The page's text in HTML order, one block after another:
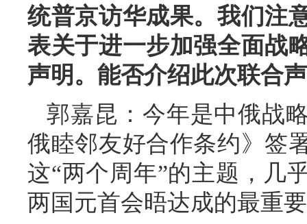
统普京访华成果。我们注
表关于进一步加强全面战
声明。能否介绍此次联合
郭嘉昆：今年是中俄战
俄睦邻友好合作条约》签
这“两个周年”的主题，几
两国元首会晤达成的最重